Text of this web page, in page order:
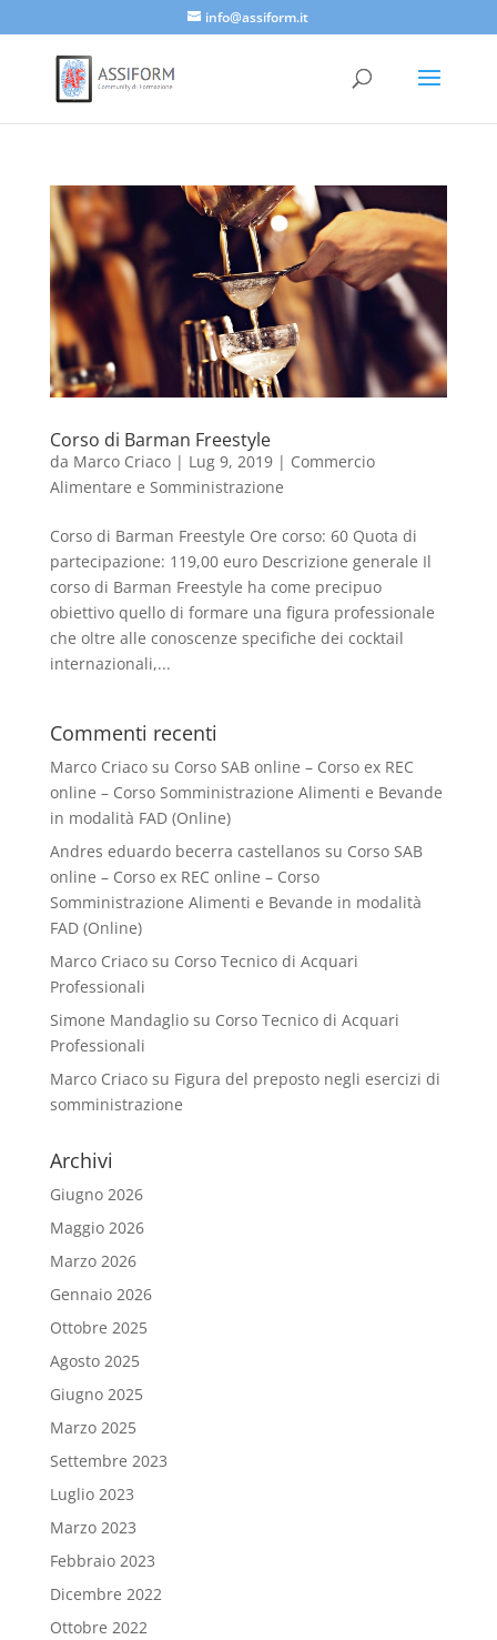
info@assiform.it
Corso di Barman Freestyle
da Marco Criaco| Lug 9, 2019| Commercio
Alimentare e Somministrazione
Corso di Barman Freestyle Ore corso: 60 Quota di
partecipazione: 119,00 euro Descrizione generale Il
corso di Barman Freestyle ha come precipuo
obiettivo quello di formare una figura professionale
che oltre alle conoscenze specifiche dei cocktail
internazionali,...
Commenti recenti
Marco Criacosu Corso SAB online – Corso ex REC
online – Corso Somministrazione Alimenti e Bevande
in modalità FAD (Online)
Andres eduardo becerra castellanos su Corso SAB
online – Corso ex REC online – Corso
Somministrazione Alimenti e Bevande in modalità
FAD (Online)
Marco Criacosu Corso Tecnico di Acquari
Professionali
Simone Mandagliosu Corso Tecnico di Acquari
Professionali
Marco Criacosu Figura del preposto negli esercizi di
somministrazione
Archivi
Giugno 2026
Maggio 2026
Marzo 2026
Gennaio 2026
Ottobre 2025
Agosto 2025
Giugno 2025
Marzo 2025
Settembre 2023
Luglio 2023
Marzo 2023
Febbraio 2023
Dicembre 2022
Ottobre 2022